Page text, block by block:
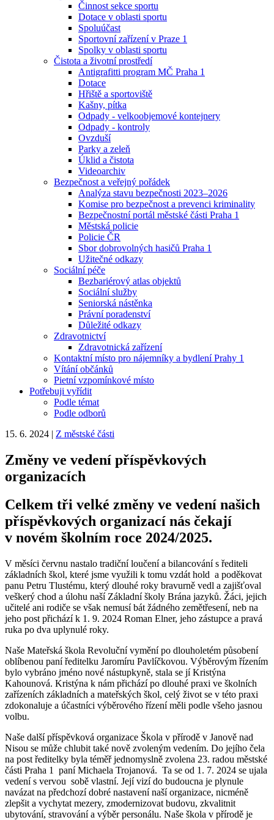
Činnost sekce sportu
Dotace v oblasti sportu
Spoluúčast
Sportovní zařízení v Praze 1
Spolky v oblasti sportu
Čistota a životní prostředí
Antigrafitti program MČ Praha 1
Dotace
Hřiště a sportoviště
Kašny, pítka
Odpady - velkoobjemové kontejnery
Odpady - kontroly
Ovzduší
Parky a zeleň
Úklid a čistota
Videoarchiv
Bezpečnost a veřejný pořádek
Analýza stavu bezpečnosti 2023–2026
Komise pro bezpečnost a prevenci kriminality
Bezpečnostní portál městské části Praha 1
Městská policie
Policie ČR
Sbor dobrovolných hasičů Praha 1
Užitečné odkazy
Sociální péče
Bezbariérový atlas objektů
Sociální služby
Seniorská nástěnka
Právní poradenství
Důležité odkazy
Zdravotnictví
Zdravotnická zařízení
Kontaktní místo pro nájemníky a bydlení Prahy 1
Vítání občánků
Pietní vzpomínkové místo
Potřebuji vyřídit
Podle témat
Podle odborů
15. 6. 2024 | Z městské části
Změny ve vedení příspěvkových
organizacích
Celkem tři velké změny ve vedení našich
příspěvkových organizací nás čekají
v novém školním roce 2024/2025.
V měsíci červnu nastalo tradiční loučení a bilancování s řediteli
základních škol, které jsme využili k tomu vzdát hold a poděkovat
panu Petru Tlustému, který dlouhé roky bravurně vedl a zajišťoval
veškerý chod a úlohu naší Základní školy Brána jazyků. Žáci, jejich
učitelé ani rodiče se však nemusí bát žádného zemětřesení, neb na
jeho post přichází k 1. 9. 2024 Roman Elner, jeho zástupce a pravá
ruka po dva uplynulé roky.
Naše Mateřská škola Revoluční vymění po dlouholetém působení
oblíbenou paní ředitelku Jaromíru Pavlíčkovou. Výběrovým řízením
bylo vybráno jméno nové nástupkyně, stala se jí Kristýna
Kahounová. Kristýna k nám přichází po dlouhé praxi ve školních
zařízeních základních a mateřských škol, celý život se v této praxi
zdokonaluje a účastníci výběrového řízení měli podle všeho jasnou
volbu.
Naše další příspěvková organizace Škola v přírodě v Janově nad
Nisou se může chlubit také nově zvoleným vedením. Do jejího čela
na post ředitelky byla téměř jednomyslně zvolena 23. radou městské
části Praha 1 paní Michaela Trojanová. Ta se od 1. 7. 2024 se ujala
vedení s vervou sobě vlastní. Její vizí do budoucna je plynule
navázat na předchozí dobré nastavení naší organizace, nicméně
zlepšit a vychytat mezery, zmodernizovat budovu, zkvalitnit
ubytování, stravování a výběr personálu. Naše škola v přírodě je